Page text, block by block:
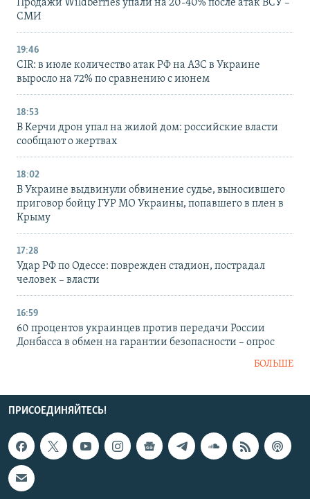
Продажи Wildberries упали на 20-40% после атак ВСУ –
СМИ
19:46
CIR: в июле количество атак РФ на АЗС в Украине
выросло на 72% по сравнению с июнем
18:53
В Керчи дрон упал на жилой дом: российские власти
сообщают о жертвах
18:02
В Украине выдвинули обвинение судье, выносившего
приговор бойцу ГУР МО Украины, попавшего в плен в
Крыму
17:28
Удар РФ по Одессе: поврежден стадион, пострадал
человек – власти
16:59
60 процентов украинцев против передачи России
Донбасса в обмен на гарантии безопасности – опрос
БОЛЬШЕ
ПРИСОЕДИНЯЙТЕСЬ!